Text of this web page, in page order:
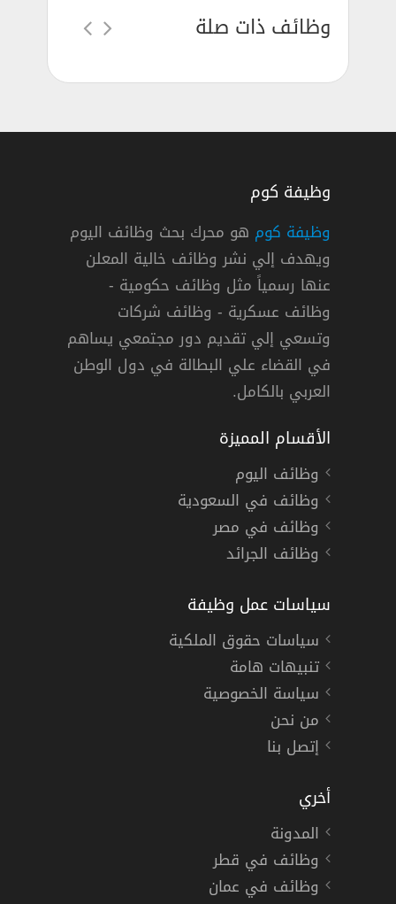
وظائف ذات صلة
للابتعاث المنتهي بالتوظيف 2022م
فترة تدريب
وظيفة كوم
وظيفة كوم هو محرك بحث وظائف اليوم
ويهدف إلي نشر وظائف خالية المعلن
عنها رسمياً مثل وظائف حكومية -
وظائف عسكرية - وظائف شركات
وتسعي إلي تقديم دور مجتمعي يساهم
في القضاء علي البطالة في دول الوطن
العربي بالكامل.
الأقسام المميزة
وظائف اليوم
وظائف في السعودية
وظائف في مصر
وظائف الجرائد
سياسات عمل وظيفة
سياسات حقوق الملكية
تنبيهات هامة
سياسة الخصوصية
من نحن
إتصل بنا
أخري
المدونة
وظائف في قطر
وظائف في عمان